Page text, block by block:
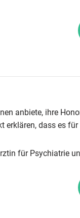
anbiete, ihre
erklären, dass es
für Psychiatrie